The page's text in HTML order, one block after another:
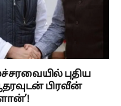
புதிய
பிரவீன்